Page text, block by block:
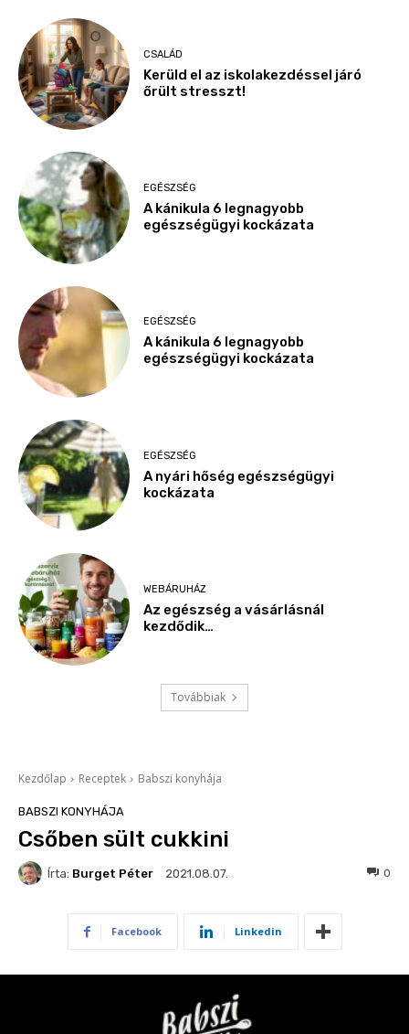
CSALÁD
Kerüld el az iskolakezdéssel járó
őrült stresszt!
EGÉSZSÉG
A kánikula 6 legnagyobb
egészségügyi kockázata
EGÉSZSÉG
A kánikula 6 legnagyobb
egészségügyi kockázata
EGÉSZSÉG
A nyári hőség egészségügyi
kockázata
WEBÁRUHÁZ
Az egészség a vásárlásnál
kezdődik…
Továbbiak